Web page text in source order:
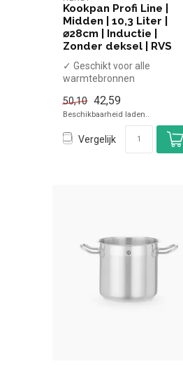
Kookpan Profi Line |
Midden | 10,3 Liter |
⌀28cm | Inductie |
Zonder deksel | RVS
✓ Geschikt voor alle
warmtebronnen
handgrepen
x Zonder dekse...
50,10 42,59
Beschikbaarheid laden..
Vergelijk